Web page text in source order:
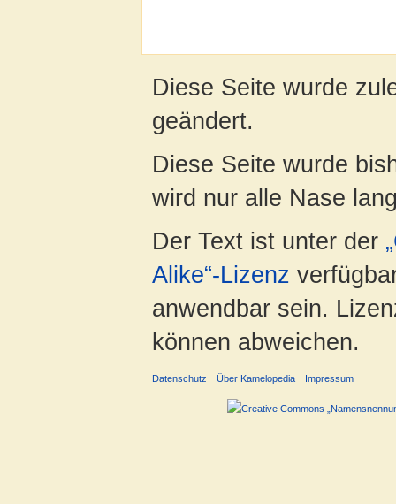
Diese Seite wurde
geändert.
Diese Seite wurde
wird nur alle Nase
Der Text ist unter der
Alike“-Lizenz
anwendbar sein.
können abweichen.
Datenschutz Über Kamelopedia Impressum